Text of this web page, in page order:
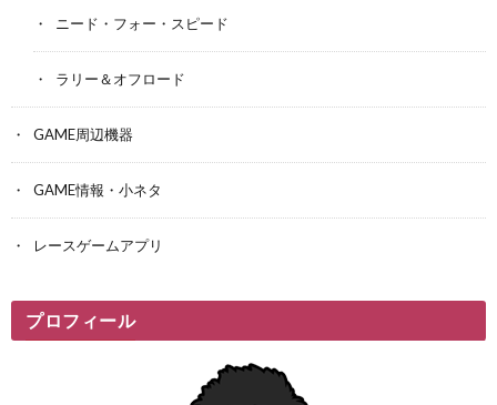
ニード・フォー・スピード
ラリー＆オフロード
GAME周辺機器
GAME情報・小ネタ
レースゲームアプリ
プロフィール